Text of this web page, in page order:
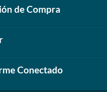
de Compra
Conectado